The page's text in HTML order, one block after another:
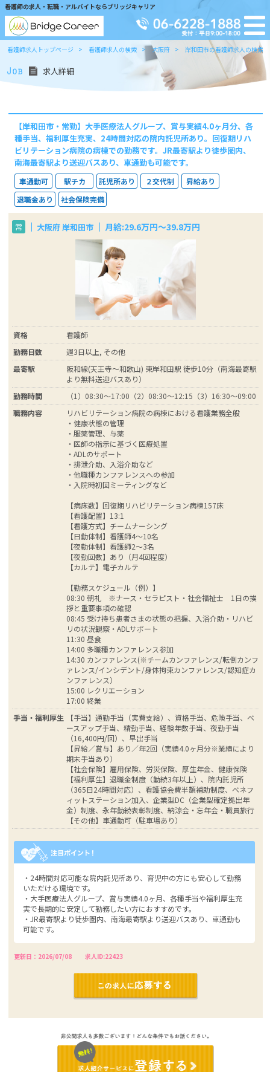
看護師の求人・転職・アルバイトならブリッジキャリア
看護師求人トップページ 看護師求人の検索 大阪府 岸和田市の看護師求人の検索
求人詳細
【岸和田市・常勤】大手医療法人グループ、賞与実績4.0ヶ月分、各
種手当、福利厚生充実、24時間対応の院内託児所あり。回復期リハ
ビリテーション病院の病棟での勤務です。JR最寄駅より徒歩圏内、
南海最寄駅より送迎バスあり、車通勤も可能です。
車通勤可 駅チカ 託児所あり ２交代制
昇給あり
退職金あり
社会保険完備
常 大阪府 岸和田市 月給:29.6万円～39.8万円
資格
看護師
勤務日数
週3日以上, その他
最寄駅
阪和線(天王寺～和歌山) 東岸和田駅 徒歩10分（南海最寄駅
より無料送迎バスあり）
勤務時間
（1）08:30～17:00（2）08:30～12:15（3）16:30～09:00
職務内容
リハビリテーション病院の病棟における看護業務全般
・健康状態の管理
・服薬管理、与薬
・医師の指示に基づく医療処置
・ADLのサポート
・排泄介助、入浴介助など
・他職種カンファレンスへの参加
・入院時初回ミーティングなど
【病床数】回復期リハビリテーション病棟157床
【看護配置】13:1
【看護方式】チームナーシング
【日勤体制】看護師4～10名
【夜勤体制】看護師2～3名
【夜勤回数】あり（月4回程度）
【カルテ】電子カルテ
【勤務スケジュール（例）】
08:30 朝礼 ※ナース・セラピスト・社会福祉士 1日の挨
拶と重要事項の確認
08:45 受け持ち患者さまの状態の把握、入浴介助・リハビ
リの状況観察・ADLサポート
11:30 昼食
14:00 多職種カンファレンス参加
14:30 カンファレンス(※チームカンファレンス/転倒カンフ
ァレンス/インシデント/身体拘束カンファレンス/認知症カ
ンファレンス）
15:00 レクリエーション
17:00 終業
手当・福利厚生
【手当】通勤手当（実費支給）、資格手当、危険手当、ベ
ースアップ手当、精勤手当、経験年数手当、夜勤手当
（16,400円/回）、早出手当
【昇給／賞与】あり／年2回（実績4.0ヶ月分※業績により
期末手当あり）
【社会保険】雇用保険、労災保険、厚生年金、健康保険
【福利厚生】退職金制度（勤続3年以上）、院内託児所
（365日24時間対応）、看護協会費半額補助制度、ベネフ
ィットステーション加入、企業型DC（企業型確定拠出年
金）制度、永年勤続表彰制度、納涼会・忘年会・職員旅行
【その他】車通勤可（駐車場あり）
・24時間対応可能な院内託児所あり、育児中の方にも安心して勤務
いただける環境です。
・大手医療法人グループ、賞与実績4.0ヶ月、各種手当や福利厚生充
実で長期的に安定して勤務したい方におすすめです。
・JR最寄駅より徒歩圏内、南海最寄駅より送迎バスあり、車通勤も
可能です。
更新日：2026/07/08 求人ID:22423